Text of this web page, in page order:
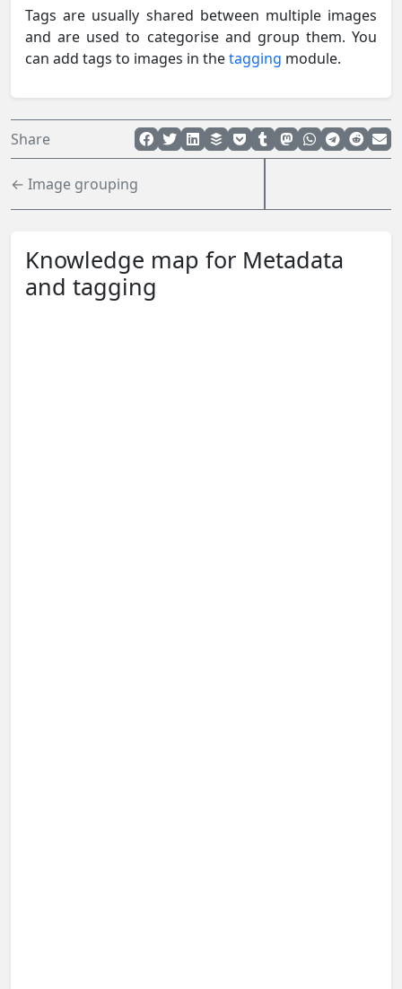
Tags are usually shared between multiple images
and are used to categorise and group them. You
can add tags to images in thetagging module.
Share
← Image grouping
Knowledge map for Metadata
and tagging